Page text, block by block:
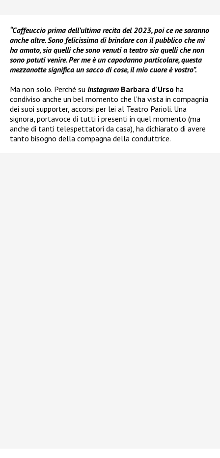
“Caffeuccio prima dell’ultima recita del 2023, poi ce ne saranno
anche altre. Sono felicissima di brindare con il pubblico che mi
ha amato, sia quelli che sono venuti a teatro sia quelli che non
sono potuti venire. Per me è un capodanno particolare, questa
mezzanotte significa un sacco di cose, il mio cuore è vostro”.
Ma non solo. Perché su Instagram Barbara d’Urso ha
condiviso anche un bel momento che l’ha vista in compagnia
dei suoi supporter, accorsi per lei al Teatro Parioli. Una
signora, portavoce di tutti i presenti in quel momento (ma
anche di tanti telespettatori da casa), ha dichiarato di avere
tanto bisogno della compagna della conduttrice.